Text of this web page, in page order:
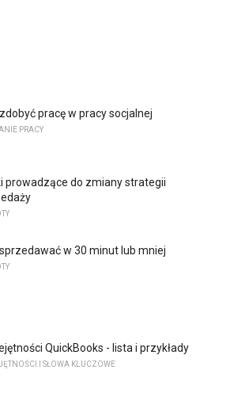
pracę w pracy socjalnej
PRACY
prowadzące do zmiany strategii
w 30 minut lub mniej
QuickBooks - lista i przykłady
I SŁOWA KLUCZOWE